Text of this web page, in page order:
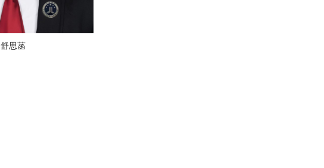
舒思菡